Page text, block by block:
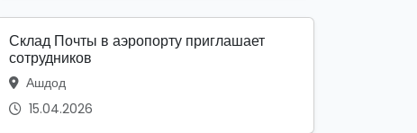
Склад Почты в аэропорту приглашает
сотрудников
Ашдод
15.04.2026